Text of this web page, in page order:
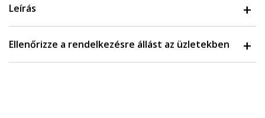
Leírás
Ellenőrizze a rendelkezésre állást az üzletekben